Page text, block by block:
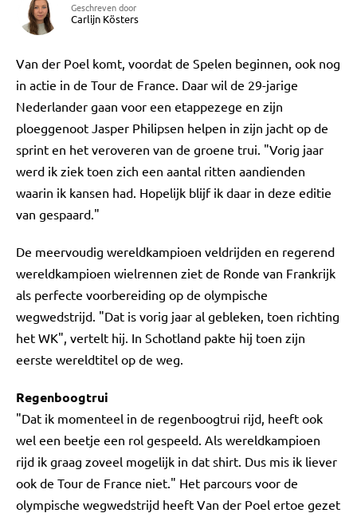
Geschreven door
Carlijn Kösters
Van der Poel komt, voordat de Spelen beginnen, ook nog
in actie in de Tour de France. Daar wil de 29-jarige
Nederlander gaan voor een etappezege en zijn
ploeggenoot Jasper Philipsen helpen in zijn jacht op de
sprint en het veroveren van de groene trui. "Vorig jaar
werd ik ziek toen zich een aantal ritten aandienden
waarin ik kansen had. Hopelijk blijf ik daar in deze editie
van gespaard."
De meervoudig wereldkampioen veldrijden en regerend
wereldkampioen wielrennen ziet de Ronde van Frankrijk
als perfecte voorbereiding op de olympische
wegwedstrijd. "Dat is vorig jaar al gebleken, toen richting
het WK", vertelt hij. In Schotland pakte hij toen zijn
eerste wereldtitel op de weg.
Regenboogtrui
"Dat ik momenteel in de regenboogtrui rijd, heeft ook
wel een beetje een rol gespeeld. Als wereldkampioen
rijd ik graag zoveel mogelijk in dat shirt. Dus mis ik liever
ook de Tour de France niet." Het parcours voor de
olympische wegwedstrijd heeft Van der Poel ertoe gezet